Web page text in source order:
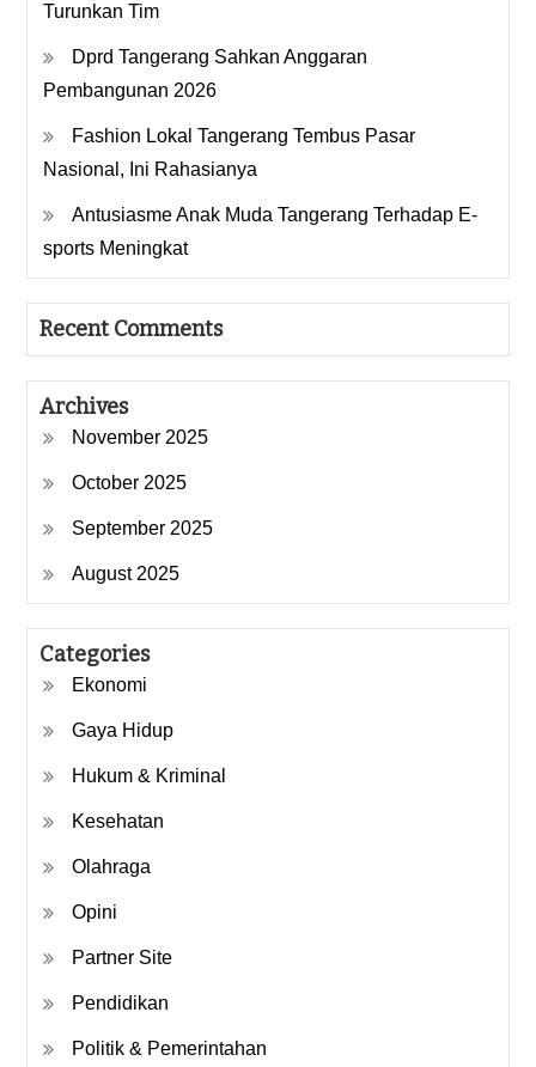
Turunkan Tim
Dprd Tangerang Sahkan Anggaran
Pembangunan 2026
Fashion Lokal Tangerang Tembus Pasar
Nasional, Ini Rahasianya
Antusiasme Anak Muda Tangerang Terhadap E-
sports Meningkat
Recent Comments
Archives
November 2025
October 2025
September 2025
August 2025
Categories
Ekonomi
Gaya Hidup
Hukum & Kriminal
Kesehatan
Olahraga
Opini
Partner Site
Pendidikan
Politik & Pemerintahan